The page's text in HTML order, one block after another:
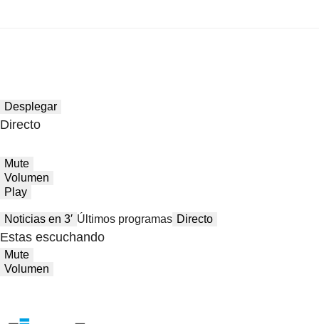
Desplegar
Directo
Mute
Volumen
Play
Noticias en 3′ Últimos programas Directo
Estas escuchando
Mute
Volumen